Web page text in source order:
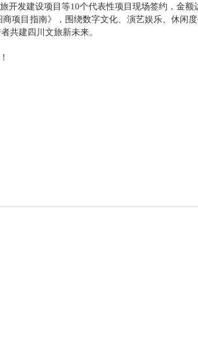
发建设项目等10个代表性项目现场签约，金额
项目指南》，围绕数字文化、演艺娱乐、休闲
共建四川文旅新未来。